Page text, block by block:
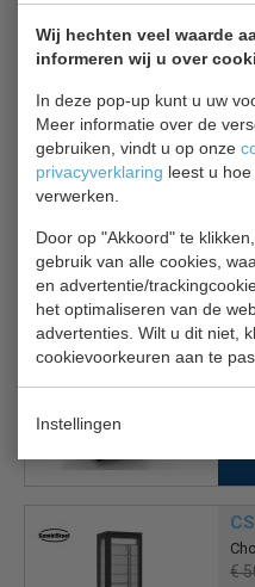
Wij hechten veel waarde
informeren wij u over
In deze pop-up kunt u uw
Meer informatie over de
gebruiken, vindt u op onze
privacyverklaring leest u
verwerken.
Door op "Akkoord" te
gebruik van alle cookies,
en advertentie/
het optimaliseren van de
advertenties. Wilt u dit niet,
cookievoorkeuren aan te
Instellingen
Gehard,
Eenvoudig te reinigen
Drievoudig
Voorzien van wielen
Is dit
€